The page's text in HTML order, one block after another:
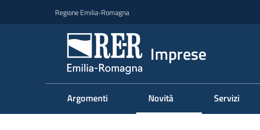
Regione Emilia-Romagna
Imprese
Argomenti Novità Servizi